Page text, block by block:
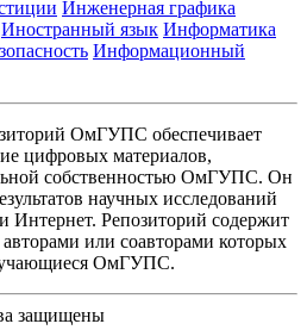
Инженерная графика
Иностранный язык Информатика
Информационный
ОмГУПС обеспечивает
цифровых материалов,
собственностью ОмГУПС. Он
научных исследований
Репозиторий содержит
или соавторами которых
ОмГУПС.
защищены